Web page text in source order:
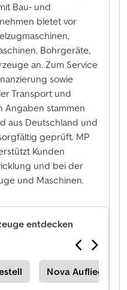
Bau- und
bietet vor
Bohrgeräte,
an. Zum Service
sowie
Transport und
Angaben stammen
aus Deutschland und
geprüft. MP
Kunden
und bei der
und Maschinen.
entdecken
Nova Auflieger